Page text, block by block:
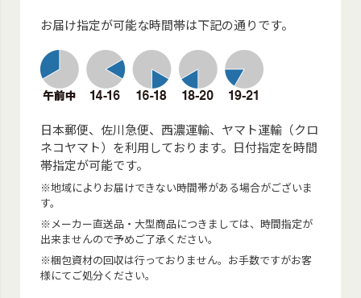
お届け指定が可能な時間帯は下記の通りです。
日本郵便、佐川急便、西濃運輸、ヤマト運輸（クロ
ネコヤマト）を利用しております。日付指定を時間
帯指定が可能です。
※地域によりお届けできない時間帯がある場合がございま
す。
※メーカー直送品・大型商品につきましては、時間指定が
出来ませんので予めご了承ください。
※梱包資材の回収は行っておりません。お手数ですがお客
様にてご処分ください。